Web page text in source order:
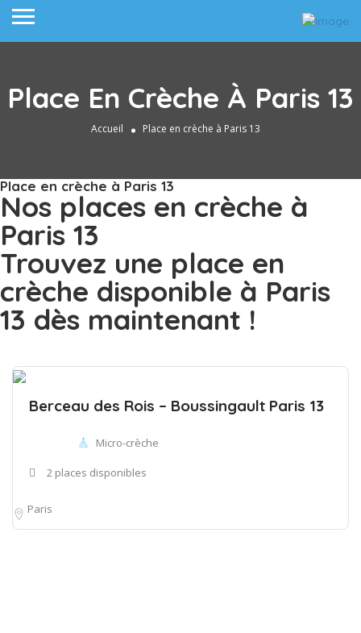
Place En Crèche À Paris 13
Accueil Place en crèche à Paris 13
Place en crèche à Paris 13
Nos places en crèche à
Paris 13
Trouvez une place en
crèche disponible à Paris
13 dès maintenant !
Berceau des Rois – Boussingault Paris 13
Micro-crèche
2 places disponibles
Paris